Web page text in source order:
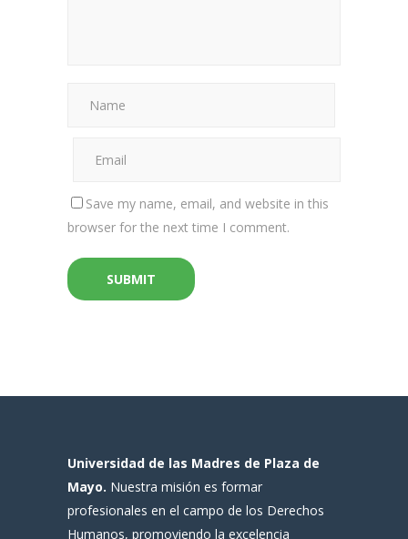
Save my name, email, and website in this
browser for the next time I comment.
Universidad de las Madres de Plaza de
Mayo. Nuestra misión es formar
profesionales en el campo de los Derechos
Humanos, promoviendo la excelencia